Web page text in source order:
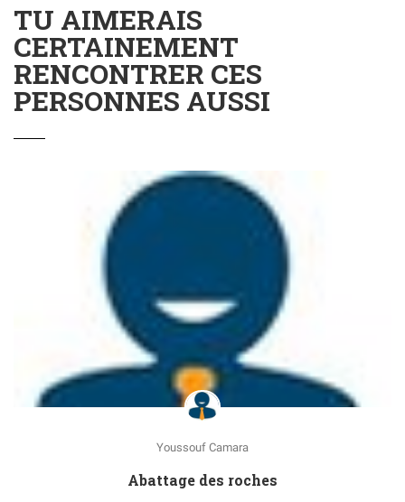
TU AIMERAIS
CERTAINEMENT
RENCONTRER CES
PERSONNES AUSSI
Youssouf Camara
Abattage des roches